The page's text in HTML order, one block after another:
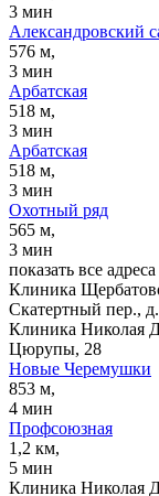
3 мин
Александровский
576 м,
3 мин
Арбатская
518 м,
3 мин
Арбатская
518 м,
3 мин
Охотный ряд
565 м,
3 мин
показать все адреса
Клиника
Скатертный пер.,
Клиника Николая
Цюрупы, 28
Новые Черемушки
853 м,
4 мин
Профсоюзная
1,2 км,
5 мин
Клиника Николая